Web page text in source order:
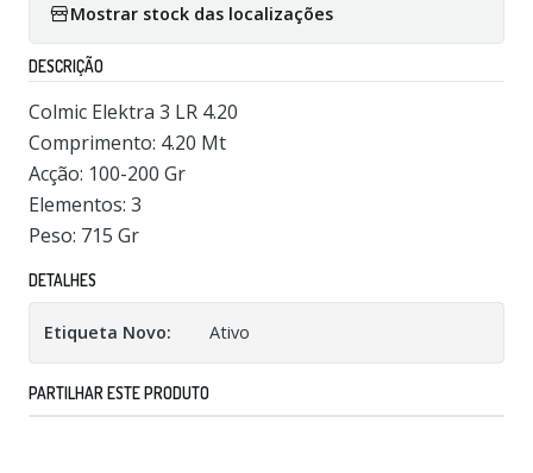
Mostrar stock das localizações
DESCRIÇÃO
Colmic Elektra 3 LR 4.20
Comprimento: 4.20 Mt
Acção: 100-200 Gr
Elementos: 3
Peso: 715 Gr
DETALHES
Etiqueta Novo: Ativo
PARTILHAR ESTE PRODUTO